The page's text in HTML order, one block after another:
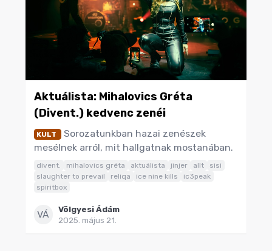
Aktuálista: Mihalovics Gréta
(Divent.) kedvenc zenéi
KULT
Sorozatunkban hazai zenészek
mesélnek arról, mit hallgatnak mostanában.
divent. mihalovics gréta aktuálista jinjer allt
sisi
slaughter to prevail
reliqa ice nine kills
ic3peak
spiritbox
VÁ
Völgyesi Ádám
2025. május 21.